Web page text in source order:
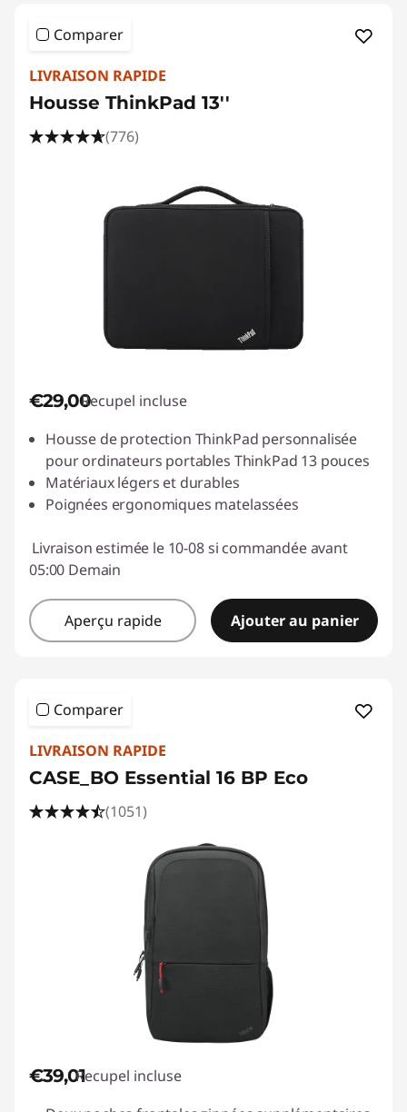
Comparer
LIVRAISON RAPIDE
Housse ThinkPad 13''
(776)
€29,00Recupel incluse
Housse de protection ThinkPad personnalisée
pour ordinateurs portables ThinkPad 13 pouces
Matériaux légers et durables
Poignées ergonomiques matelassées
Livraison estimée le 10-08 si commandée avant
05:00 Demain
Aperçu rapide Ajouter au panier
Comparer
LIVRAISON RAPIDE
CASE_BO Essential 16 BP Eco
(1051)
€39,01Recupel incluse